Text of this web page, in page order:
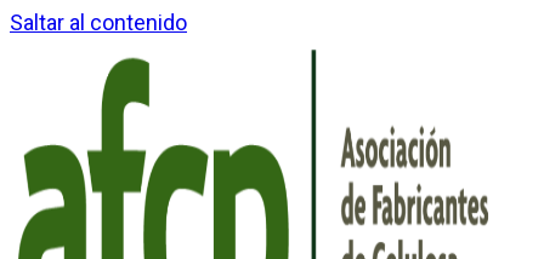
Saltar al contenido